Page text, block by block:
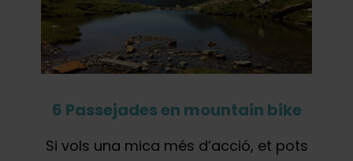
6 Passejades en mountain bike
Si vols una mica més d’acció, et pots